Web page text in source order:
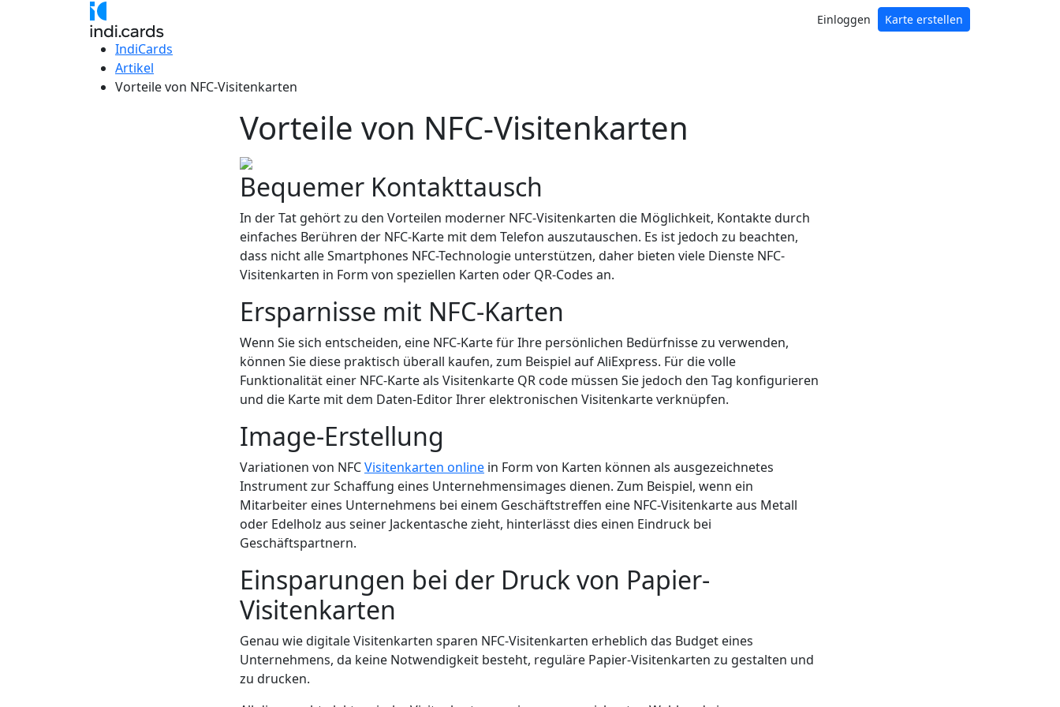
Einloggen Karte erstellen
IndiCards
Artikel
Vorteile von NFC-Visitenkarten
Vorteile von NFC-Visitenkarten
Bequemer Kontakttausch
In der Tat gehört zu den Vorteilen moderner NFC-Visitenkarten die Möglichkeit, Kontakte durch
einfaches Berühren der NFC-Karte mit dem Telefon auszutauschen. Es ist jedoch zu beachten,
dass nicht alle Smartphones NFC-Technologie unterstützen, daher bieten viele Dienste NFC-
Visitenkarten in Form von speziellen Karten oder QR-Codes an.
Ersparnisse mit NFC-Karten
Wenn Sie sich entscheiden, eine NFC-Karte für Ihre persönlichen Bedürfnisse zu verwenden,
können Sie diese praktisch überall kaufen, zum Beispiel auf AliExpress. Für die volle
Funktionalität einer NFC-Karte als Visitenkarte QR code müssen Sie jedoch den Tag konfigurieren
und die Karte mit dem Daten-Editor Ihrer elektronischen Visitenkarte verknüpfen.
Image-Erstellung
Variationen von NFCVisitenkarten online in Form von Karten können als ausgezeichnetes
Instrument zur Schaffung eines Unternehmensimages dienen. Zum Beispiel, wenn ein
Mitarbeiter eines Unternehmens bei einem Geschäftstreffen eine NFC-Visitenkarte aus Metall
oder Edelholz aus seiner Jackentasche zieht, hinterlässt dies einen Eindruck bei
Geschäftspartnern.
Einsparungen bei der Druck von Papier-
Visitenkarten
Genau wie digitale Visitenkarten sparen NFC-Visitenkarten erheblich das Budget eines
Unternehmens, da keine Notwendigkeit besteht, reguläre Papier-Visitenkarten zu gestalten und
zu drucken.